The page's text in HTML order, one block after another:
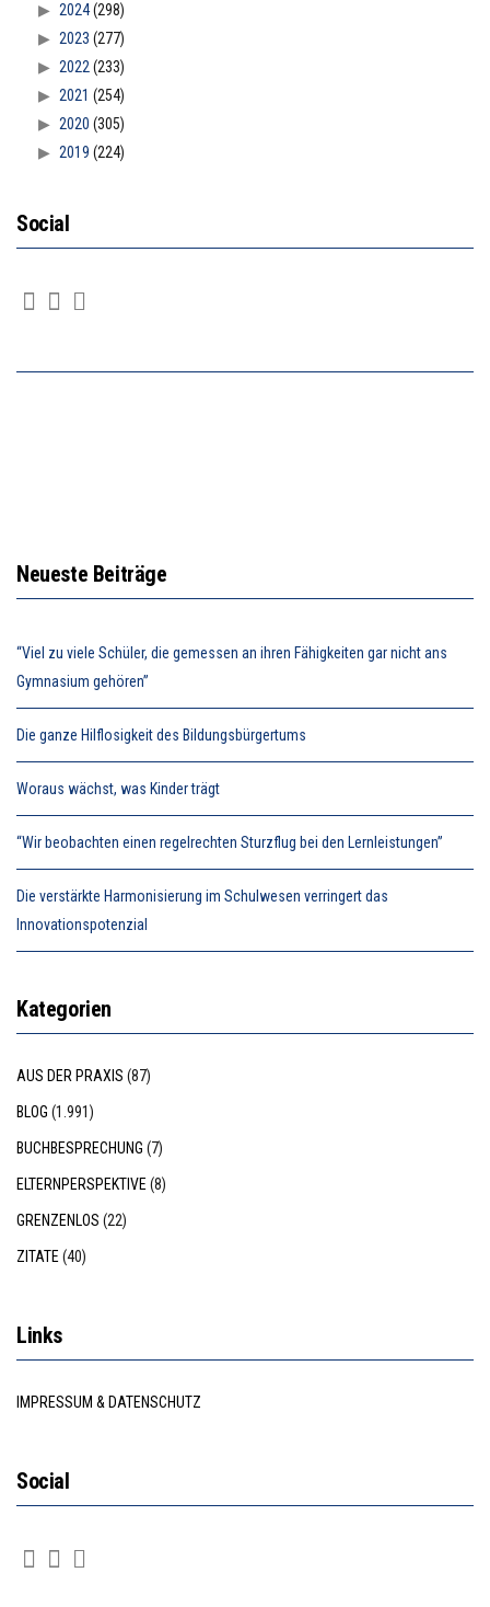
2024(298)
2023 (277)
2022(233)
2021 (254)
2020 (305)
2019 (224)
Social
Neueste Beiträge
“Viel zu viele Schüler, die gemessen an ihren Fähigkeiten gar nicht ans
Gymnasium gehören”
Die ganze Hilflosigkeit des Bildungsbürgertums
Woraus wächst, was Kinder trägt
“Wir beobachten einen regelrechten Sturzflug bei den Lernleistungen”
Die verstärkte Harmonisierung im Schulwesen verringert das
Innovationspotenzial
Kategorien
AUS DER PRAXIS (87)
BLOG (1.991)
BUCHBESPRECHUNG (7)
ELTERNPERSPEKTIVE(8)
GRENZENLOS (22)
ZITATE(40)
Links
IMPRESSUM & DATENSCHUTZ
Social